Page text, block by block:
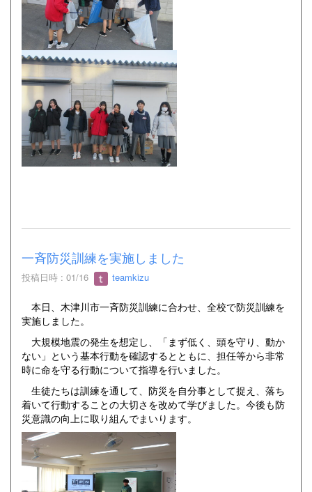
一斉防災訓練を実施しました
投稿日時 : 01/16 teamkizu
本日、木津川市一斉防災訓練に合わせ、全校で防災訓練を
実施しました。
大規模地震の発生を想定し、「まず低く、頭を守り、動か
ない」という基本行動を確認するとともに、担任等から非常
時に命を守る行動について指導を行いました。
生徒たちは訓練を通して、防災を自分事として捉え、落ち
着いて行動することの大切さを改めて学びました。今後も防
災意識の向上に取り組んでまいります。